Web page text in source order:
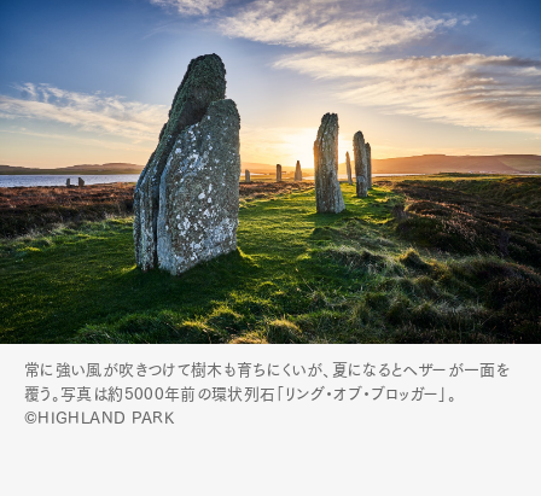
常に強い風が吹きつけて樹木も育ちにくいが、夏になるとヘザーが一面を
覆う。写真は約5000年前の環状列石「リング・オブ・ブロッガー」。
©HIGHLAND PARK